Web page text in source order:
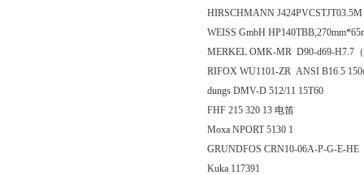
HIRSCHMANN
WEISS GmbH
MERKEL OMK-MR D90-d69-H7.7
RIFOX WU1101-ZR ANSI B16.5
dungs DMV-D 512/11 15T60
FHF 215 320 13 电笛
Moxa NPORT 5130 1
GRUNDFOS CRN10-06A-P-G-E-HE
Kuka 117391